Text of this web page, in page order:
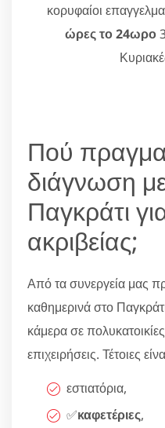
κορυφαίοι
ώρες το 24ωρο
Πού
διάγνωση
Παγκράτι
ακριβείας;
Από τα συνεργεία μας
καθημερινά στο
κάμερα σε
επιχειρήσεις. Τέτοιες
εστιατόρια,
✅καφετέριες,